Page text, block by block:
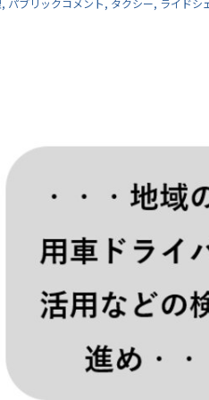
パブリックコメント タクシー ライドシ